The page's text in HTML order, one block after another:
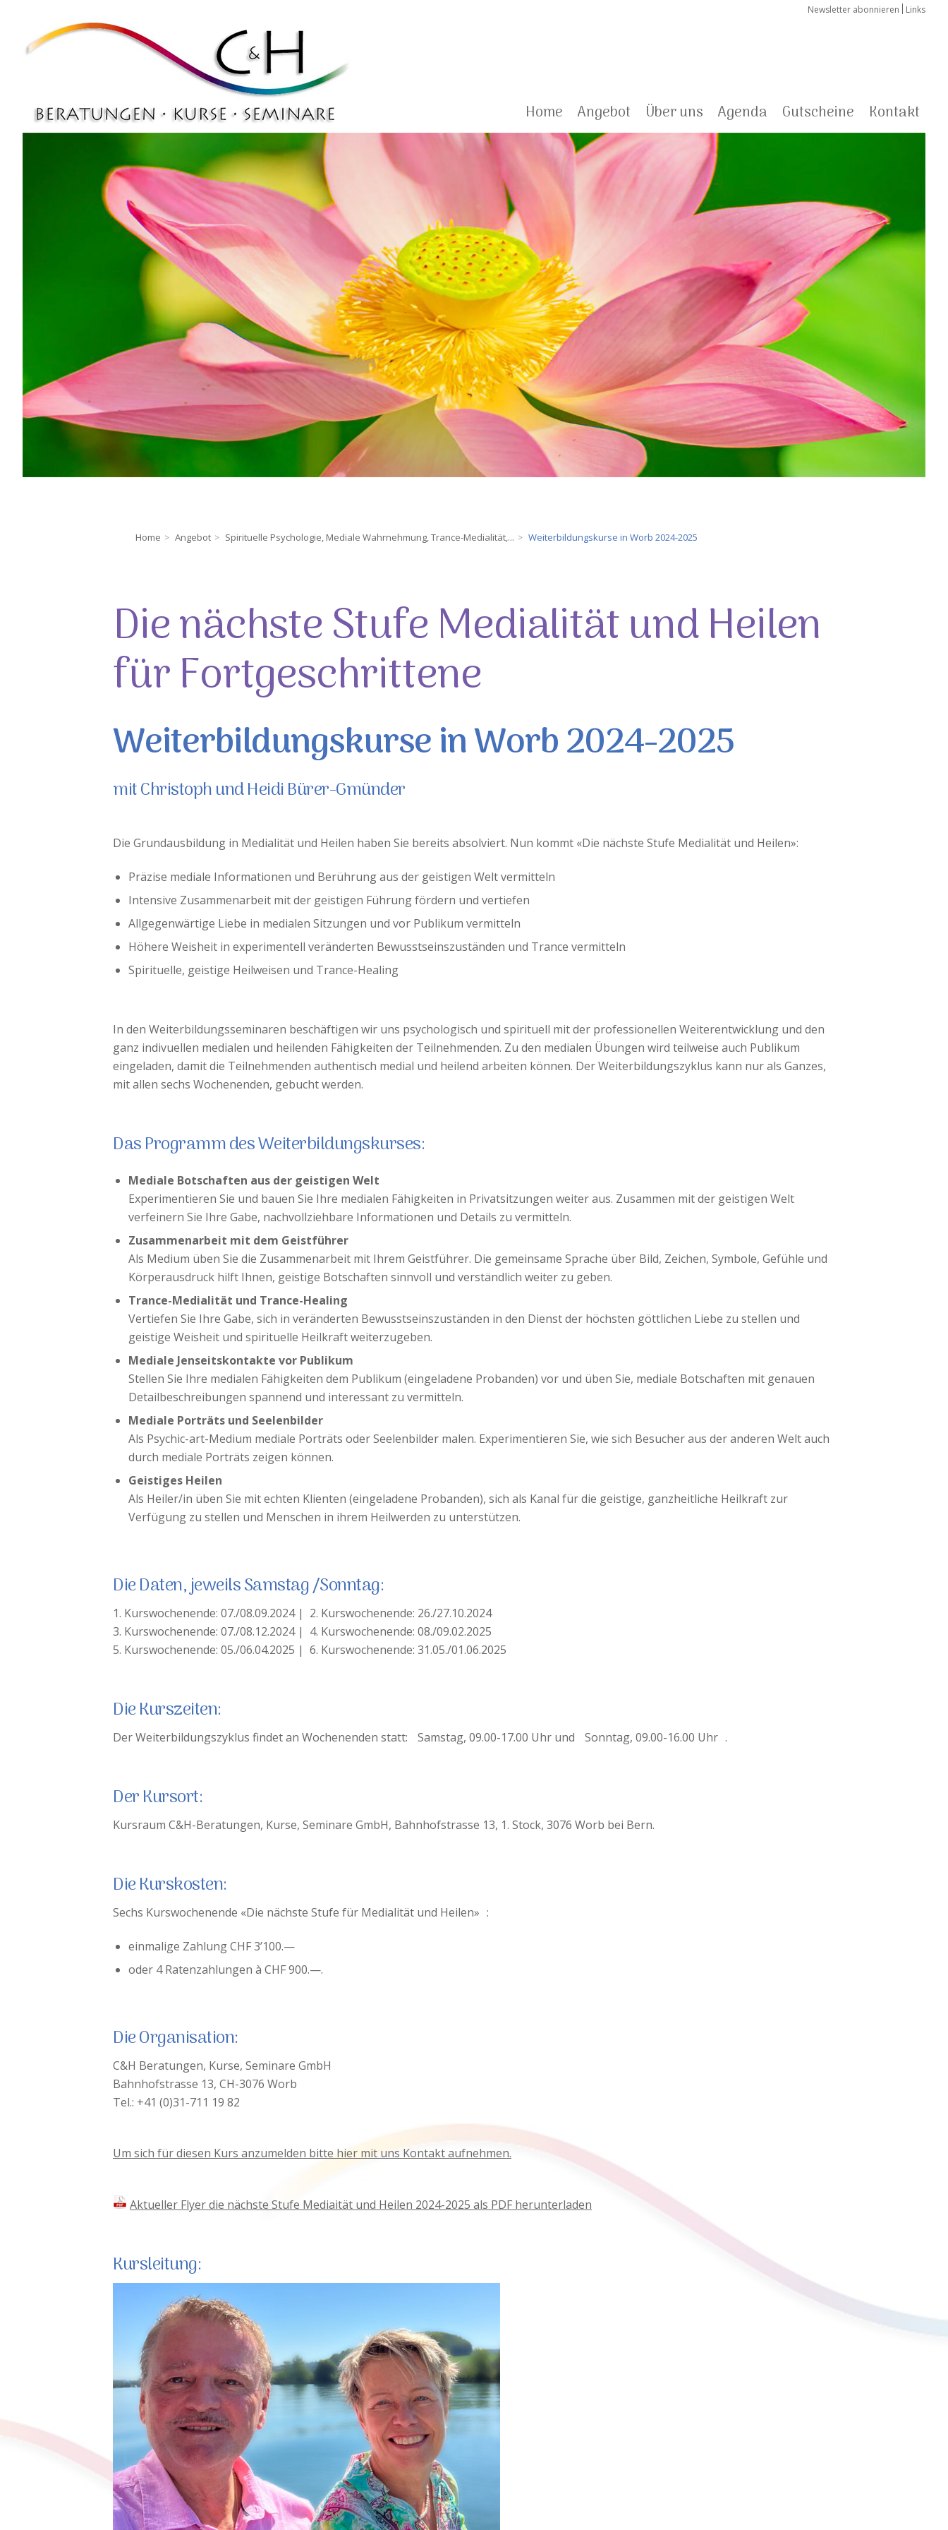
Newsletter abonnieren Links
Home Angebot Über uns Agenda Gutscheine Kontakt
Home > Angebot > Spirituelle Psychologie, Mediale Wahrnehmung, Trance-Medialität,... > Weiterbildungskurse in Worb 2024-2025
Die nächste Stufe Medialität und Heilen
für Fortgeschrittene
Weiterbildungskurse in Worb 2024-2025
mit Christoph und Heidi Bürer-Gmünder
Die Grundausbildung in Medialität und Heilen haben Sie bereits absolviert. Nun kommt «Die nächste Stufe Medialität und Heilen»:
Präzise mediale Informationen und Berührung aus der geistigen Welt vermitteln
Intensive Zusammenarbeit mit der geistigen Führung fördern und vertiefen
Allgegenwärtige Liebe in medialen Sitzungen und vor Publikum vermitteln
Höhere Weisheit in experimentell veränderten Bewusstseinszuständen und Trance vermitteln
Spirituelle, geistige Heilweisen und Trance-Healing
In den Weiterbildungsseminaren beschäftigen wir uns psychologisch und spirituell mit der professionellen Weiterentwicklung und den
ganz indivuellen medialen und heilenden Fähigkeiten der Teilnehmenden. Zu den medialen Übungen wird teilweise auch Publikum
eingeladen, damit die Teilnehmenden authentisch medial und heilend arbeiten können. Der Weiterbildungszyklus kann nur als Ganzes,
mit allen sechs Wochenenden, gebucht werden.
Das Programm des Weiterbildungskurses:
Mediale Botschaften aus der geistigen Welt
Experimentieren Sie und bauen Sie Ihre medialen Fähigkeiten in Privatsitzungen weiter aus. Zusammen mit der geistigen Welt
verfeinern Sie Ihre Gabe, nachvollziehbare Informationen und Details zu vermitteln.
Zusammenarbeit mit dem Geistführer
Als Medium üben Sie die Zusammenarbeit mit Ihrem Geistführer. Die gemeinsame Sprache über Bild, Zeichen, Symbole, Gefühle und
Körperausdruck hilft Ihnen, geistige Botschaften sinnvoll und verständlich weiter zu geben.
Trance-Medialität und Trance-Healing
Vertiefen Sie Ihre Gabe, sich in veränderten Bewusstseinszuständen in den Dienst der höchsten göttlichen Liebe zu stellen und
geistige Weisheit und spirituelle Heilkraft weiterzugeben.
Mediale Jenseitskontakte vor Publikum
Stellen Sie Ihre medialen Fähigkeiten dem Publikum (eingeladene Probanden) vor und üben Sie, mediale Botschaften mit genauen
Detailbeschreibungen spannend und interessant zu vermitteln.
Mediale Porträts und Seelenbilder
Als Psychic-art-Medium mediale Porträts oder Seelenbilder malen. Experimentieren Sie, wie sich Besucher aus der anderen Welt auch
durch mediale Porträts zeigen können.
Geistiges Heilen
Als Heiler/in üben Sie mit echten Klienten (eingeladene Probanden), sich als Kanal für die geistige, ganzheitliche Heilkraft zur
Verfügung zu stellen und Menschen in ihrem Heilwerden zu unterstützen.
Die Daten, jeweils Samstag /Sonntag:
1. Kurswochenende: 07./08.09.2024 | 2. Kurswochenende: 26./27.10.2024
3. Kurswochenende: 07./08.12.2024 | 4. Kurswochenende: 08./09.02.2025
5. Kurswochenende: 05./06.04.2025 | 6. Kurswochenende: 31.05./01.06.2025
Die Kurszeiten:
Der Weiterbildungszyklus findet an Wochenenden statt: Samstag, 09.00-17.00 Uhr und Sonntag, 09.00-16.00 Uhr .
Der Kursort:
Kursraum C&H-Beratungen, Kurse, Seminare GmbH, Bahnhofstrasse 13, 1. Stock, 3076 Worb bei Bern.
Die Kurskosten:
Sechs Kurswochenende «Die nächste Stufe für Medialität und Heilen» :
einmalige Zahlung CHF 3’100.—
oder 4 Ratenzahlungen à CHF 900.—.
Die Organisation:
C&H Beratungen, Kurse, Seminare GmbH
Bahnhofstrasse 13, CH-3076 Worb
Tel.: +41 (0)31-711 19 82
Um sich für diesen Kurs anzumelden bitte hier mit uns Kontakt aufnehmen.
Aktueller Flyer die nächste Stufe Mediaität und Heilen 2024-2025 als PDF herunterladen
Kursleitung: